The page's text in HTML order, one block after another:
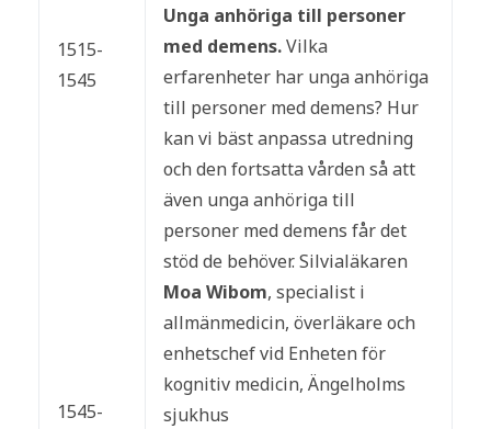
1515-
1545
1545-
Unga anhöriga till personer
med demens.Vilka
erfarenheter har unga anhöriga
till personer med demens? Hur
kan vi bäst anpassa utredning
och den fortsatta vården så att
även unga anhöriga till
personer med demens får det
stöd de behöver. Silvialäkaren
Moa Wibom, specialist i
allmänmedicin, överläkare och
enhetschef vid Enheten för
kognitiv medicin, Ängelholms
sjukhus